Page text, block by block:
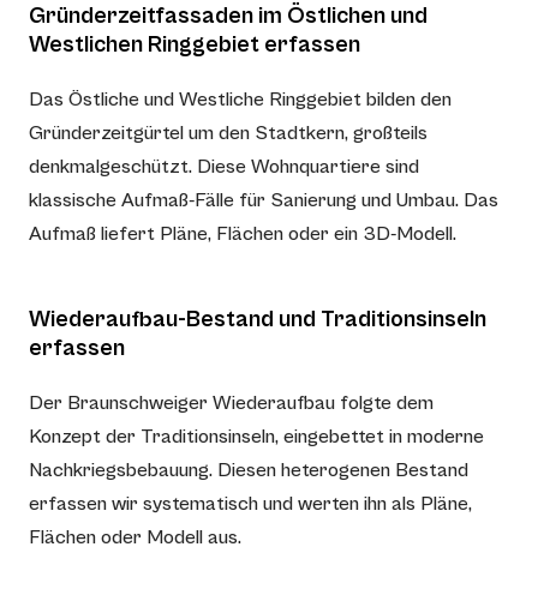
Gründerzeitfassaden im Östlichen und
Westlichen Ringgebiet erfassen
Das Östliche und Westliche Ringgebiet bilden den
Gründerzeitgürtel um den Stadtkern, großteils
denkmalgeschützt. Diese Wohnquartiere sind
klassische Aufmaß-Fälle für Sanierung und Umbau. Das
Aufmaß liefert Pläne, Flächen oder ein 3D-Modell.
Wiederaufbau-Bestand und Traditionsinseln
erfassen
Der Braunschweiger Wiederaufbau folgte dem
Konzept der Traditionsinseln, eingebettet in moderne
Nachkriegsbebauung. Diesen heterogenen Bestand
erfassen wir systematisch und werten ihn als Pläne,
Flächen oder Modell aus.